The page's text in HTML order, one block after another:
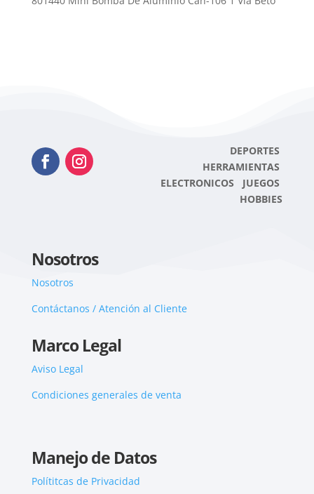
DEPORTES
HERRAMIENTAS
ELECTRONICOS JUEGOS
HOBBIES
Nosotros
Nosotros
Contáctanos / Atención al Cliente
Marco Legal
Aviso Legal
Condiciones generales de venta
Manejo de Datos
Polítitcas de Privacidad